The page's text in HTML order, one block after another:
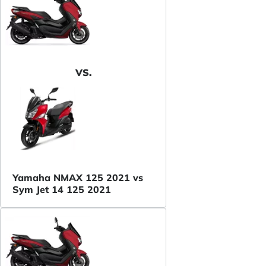
VS.
Yamaha NMAX 125 2021 vs
Sym Jet 14 125 2021